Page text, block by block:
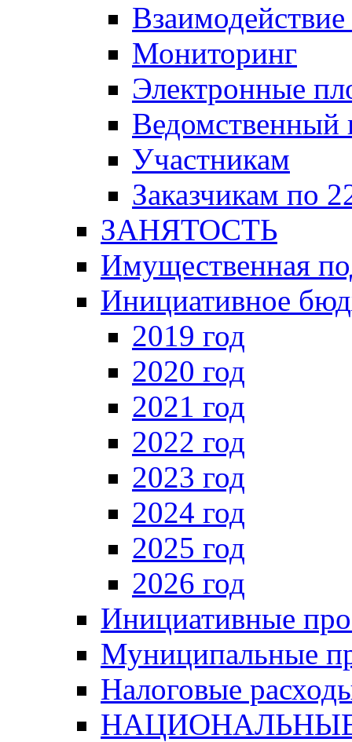
Мониторинг
Электронные
Ведомственный
Участникам
Заказчикам по
ЗАНЯТОСТЬ
Имущественная
Инициативное
2019 год
2020 год
2021 год
2022 год
2023 год
2024 год
2025 год
2026 год
Инициативные
Муниципальные
Налоговые